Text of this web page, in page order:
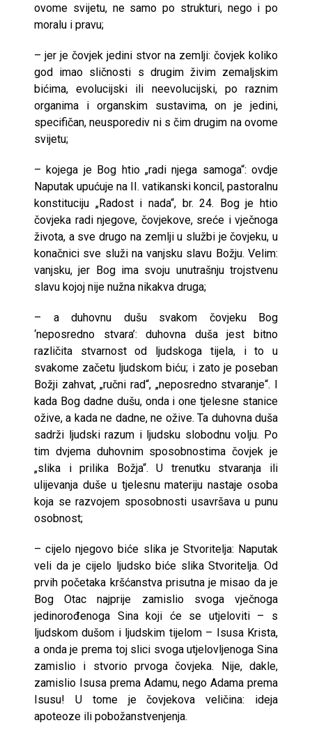
ovome svijetu, ne samo po strukturi, nego i po
moralu i pravu;
– jer je čovjek jedini stvor na zemlji: čovjek koliko
god imao sličnosti s drugim živim zemaljskim
bićima, evolucijski ili neevolucijski, po raznim
organima i organskim sustavima, on je jedini,
specifičan, neusporediv ni s čim drugim na ovome
svijetu;
– kojega je Bog htio „radi njega samoga“: ovdje
Naputak upućuje na II. vatikanski koncil, pastoralnu
konstituciju „Radost i nada“, br. 24. Bog je htio
čovjeka radi njegove, čovjekove, sreće i vječnoga
života, a sve drugo na zemlji u službi je čovjeku, u
konačnici sve služi na vanjsku slavu Božju. Velim:
vanjsku, jer Bog ima svoju unutrašnju trojstvenu
slavu kojoj nije nužna nikakva druga;
– a duhovnu dušu svakom čovjeku Bog
‘neposredno stvara’: duhovna duša jest bitno
različita stvarnost od ljudskoga tijela, i to u
svakome začetu ljudskom biću; i zato je poseban
Božji zahvat, „ručni rad“, „neposredno stvaranje“. I
kada Bog dadne dušu, onda i one tjelesne stanice
ožive, a kada ne dadne, ne ožive. Ta duhovna duša
sadrži ljudski razum i ljudsku slobodnu volju. Po
tim dvjema duhovnim sposobnostima čovjek je
„slika i prilika Božja“. U trenutku stvaranja ili
ulijevanja duše u tjelesnu materiju nastaje osoba
koja se razvojem sposobnosti usavršava u punu
osobnost;
– cijelo njegovo biće slika je Stvoritelja: Naputak
veli da je cijelo ljudsko biće slika Stvoritelja. Od
prvih početaka kršćanstva prisutna je misao da je
Bog Otac najprije zamislio svoga vječnoga
jedinorođenoga Sina koji će se utjeloviti – s
ljudskom dušom i ljudskim tijelom – Isusa Krista,
a onda je prema toj slici svoga utjelovljenoga Sina
zamislio i stvorio prvoga čovjeka. Nije, dakle,
zamislio Isusa prema Adamu, nego Adama prema
Isusu! U tome je čovjekova veličina: ideja
apoteoze ili pobožanstvenjenja.